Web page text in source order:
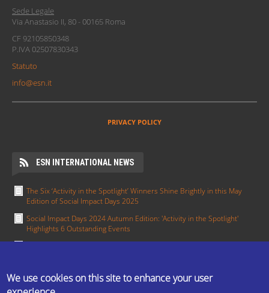
Sede Legale
Via Anastasio II, 80 - 00165 Roma
CF 92105850348
P.IVA 02507830343
Statuto
info@esn.it
PRIVACY POLICY
ESN INTERNATIONAL NEWS
The Six ‘Activity in the Spotlight’ Winners Shine Brightly in this May
Edition of Social Impact Days 2025
Social Impact Days 2024 Autumn Edition: 'Activity in the Spotlight'
Highlights 6 Outstanding Events
Groningen
Activity in the Spotlight: Erasmus in All Colours by ESN UCT Prague
We use cookies on this site to enhance your user